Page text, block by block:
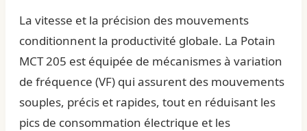
La vitesse et la précision des mouvements
conditionnent la productivité globale. La Potain
MCT 205 est équipée de mécanismes à variation
de fréquence (VF) qui assurent des mouvements
souples, précis et rapides, tout en réduisant les
pics de consommation électrique et les